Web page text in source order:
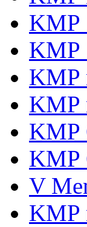
KMP
KMP
KMP
KMP
KMP
KMP
V
KMP